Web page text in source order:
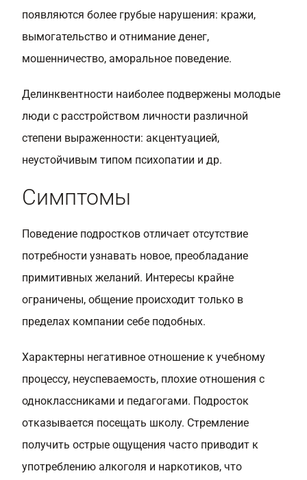
появляются более грубые нарушения: кражи,
вымогательство и отнимание денег,
мошенничество, аморальное поведение.
Делинквентности наиболее подвержены молодые
люди с расстройством личности различной
степени выраженности: акцентуацией,
неустойчивым типом психопатии и др.
Симптомы
Поведение подростков отличает отсутствие
потребности узнавать новое, преобладание
примитивных желаний. Интересы крайне
ограничены, общение происходит только в
пределах компании себе подобных.
Характерны негативное отношение к учебному
процессу, неуспеваемость, плохие отношения с
одноклассниками и педагогами. Подросток
отказывается посещать школу. Стремление
получить острые ощущения часто приводит к
употреблению алкоголя и наркотиков, что